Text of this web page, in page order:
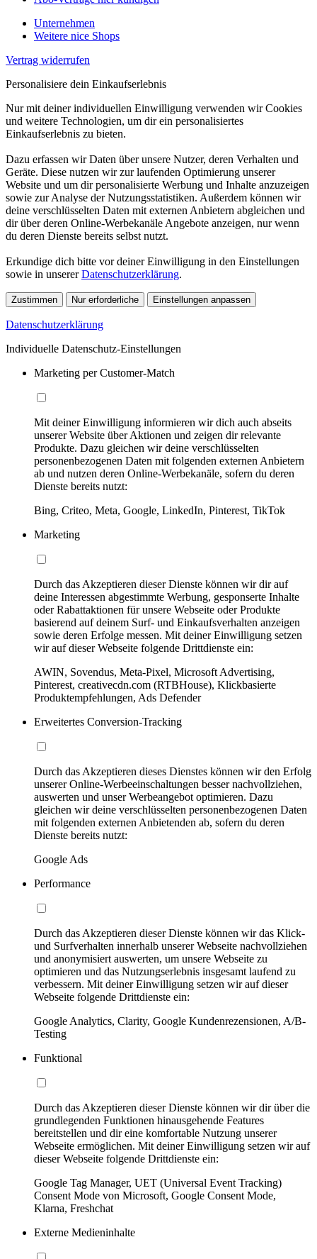
Unternehmen
Weitere nice Shops
Vertrag widerrufen
Personalisiere dein Einkaufserlebnis
Nur mit deiner individuellen Einwilligung verwenden wir Cookies
und weitere Technologien, um dir ein personalisiertes
Einkaufserlebnis zu bieten.
Dazu erfassen wir Daten über unsere Nutzer, deren Verhalten und
Geräte. Diese nutzen wir zur laufenden Optimierung unserer
Website und um dir personalisierte Werbung und Inhalte anzuzeigen
sowie zur Analyse der Nutzungsstatistiken. Außerdem können wir
deine verschlüsselten Daten mit externen Anbietern abgleichen und
dir über deren Online-Werbekanäle Angebote anzeigen, nur wenn
du deren Dienste bereits selbst nutzt.
Erkundige dich bitte vor deiner Einwilligung in den Einstellungen
sowie in unsererDatenschutzerklärung.
Zustimmen Nur erforderliche Einstellungen anpassen
Datenschutzerklärung
Individuelle Datenschutz-Einstellungen
Marketing per Customer-Match
Mit deiner Einwilligung informieren wir dich auch abseits
unserer Website über Aktionen und zeigen dir relevante
Produkte. Dazu gleichen wir deine verschlüsselten
personenbezogenen Daten mit folgenden externen Anbietern
ab und nutzen deren Online-Werbekanäle, sofern du deren
Dienste bereits nutzt:
Bing, Criteo, Meta, Google, LinkedIn, Pinterest, TikTok
Marketing
Durch das Akzeptieren dieser Dienste können wir dir auf
deine Interessen abgestimmte Werbung, gesponserte Inhalte
oder Rabattaktionen für unsere Webseite oder Produkte
basierend auf deinem Surf- und Einkaufsverhalten anzeigen
sowie deren Erfolge messen. Mit deiner Einwilligung setzen
wir auf dieser Webseite folgende Drittdienste ein:
AWIN, Sovendus, Meta-Pixel, Microsoft Advertising,
Pinterest, creativecdn.com (RTBHouse), Klickbasierte
Produktempfehlungen, Ads Defender
Erweitertes Conversion-Tracking
Durch das Akzeptieren dieses Dienstes können wir den Erfolg
unserer Online-Werbeeinschaltungen besser nachvollziehen,
auswerten und unser Werbeangebot optimieren. Dazu
gleichen wir deine verschlüsselten personenbezogenen Daten
mit folgenden externen Anbietenden ab, sofern du deren
Dienste bereits nutzt:
Google Ads
Performance
Durch das Akzeptieren dieser Dienste können wir das Klick-
und Surfverhalten innerhalb unserer Webseite nachvollziehen
und anonymisiert auswerten, um unsere Webseite zu
optimieren und das Nutzungserlebnis insgesamt laufend zu
verbessern. Mit deiner Einwilligung setzen wir auf dieser
Webseite folgende Drittdienste ein:
Google Analytics, Clarity, Google Kundenrezensionen, A/B-
Testing
Funktional
Durch das Akzeptieren dieser Dienste können wir dir über die
grundlegenden Funktionen hinausgehende Features
bereitstellen und dir eine komfortable Nutzung unserer
Webseite ermöglichen. Mit deiner Einwilligung setzen wir auf
dieser Webseite folgende Drittdienste ein:
Google Tag Manager, UET (Universal Event Tracking)
Consent Mode von Microsoft, Google Consent Mode,
Klarna, Freshchat
Externe Medieninhalte